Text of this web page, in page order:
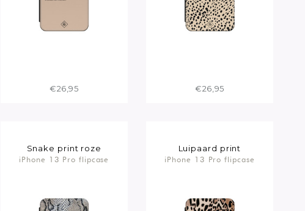
€26,95 €26,95
Snake print roze
iPhone 13 Pro flipcase
Luipaard print
iPhone 13 Pro flipcase